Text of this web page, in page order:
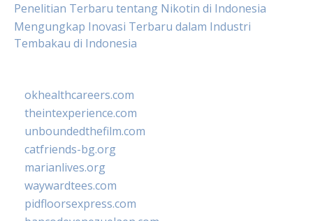
Penelitian Terbaru tentang Nikotin di Indonesia
Mengungkap Inovasi Terbaru dalam Industri
Tembakau di Indonesia
okhealthcareers.com
theintexperience.com
unboundedthefilm.com
catfriends-bg.org
marianlives.org
waywardtees.com
pidfloorsexpress.com